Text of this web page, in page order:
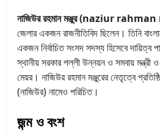
নাজিউর রহমান মঞ্জুর (naziur
জেলার একজন রাজনীতিবিদ ছিলেন। তিনি
একজন নির্বাচিত সংসদ সদস্য হিসেবে দায়িত্ব
স্থানীয় সরকার পল্লী উন্নয়ন ও সমবায় মন্ত্রী ও
মেয়র। নাজিউর রহমান মঞ্জুরের নেতৃত্বে
(নাজিউর) নামেও পরিচিত।
জন্ম ও বংশ